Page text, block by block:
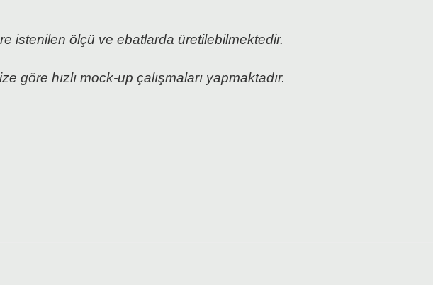
istenilen ölçü ve ebatlarda üretilebilmektedir.
göre hızlı mock-up çalışmaları yapmaktadır.